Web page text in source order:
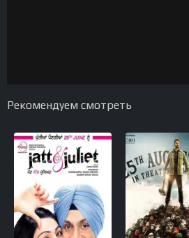
Рекомендуем смотреть